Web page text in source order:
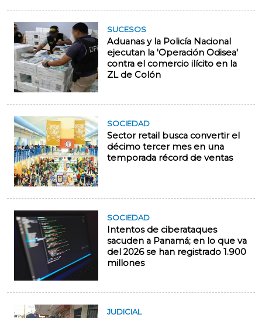
SUCESOS
Aduanas y la Policía Nacional
ejecutan la 'Operación Odisea'
contra el comercio ilícito en la
ZL de Colón
SOCIEDAD
Sector retail busca convertir el
décimo tercer mes en una
temporada récord de ventas
SOCIEDAD
Intentos de ciberataques
sacuden a Panamá; en lo que va
del 2026 se han registrado 1.900
millones
JUDICIAL